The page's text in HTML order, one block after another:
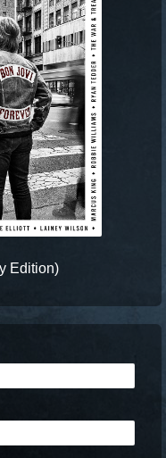
Edition)